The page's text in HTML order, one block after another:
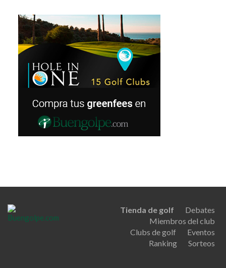
Tienda de golf
Debates
Miembros del club
Clubs de golf
Eventos
Ranking
Sorteos